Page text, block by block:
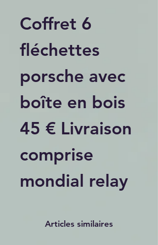
Coffret 6
fléchettes
porsche avec
boîte en bois
45 € Livraison
comprise
mondial relay
Articles similaires